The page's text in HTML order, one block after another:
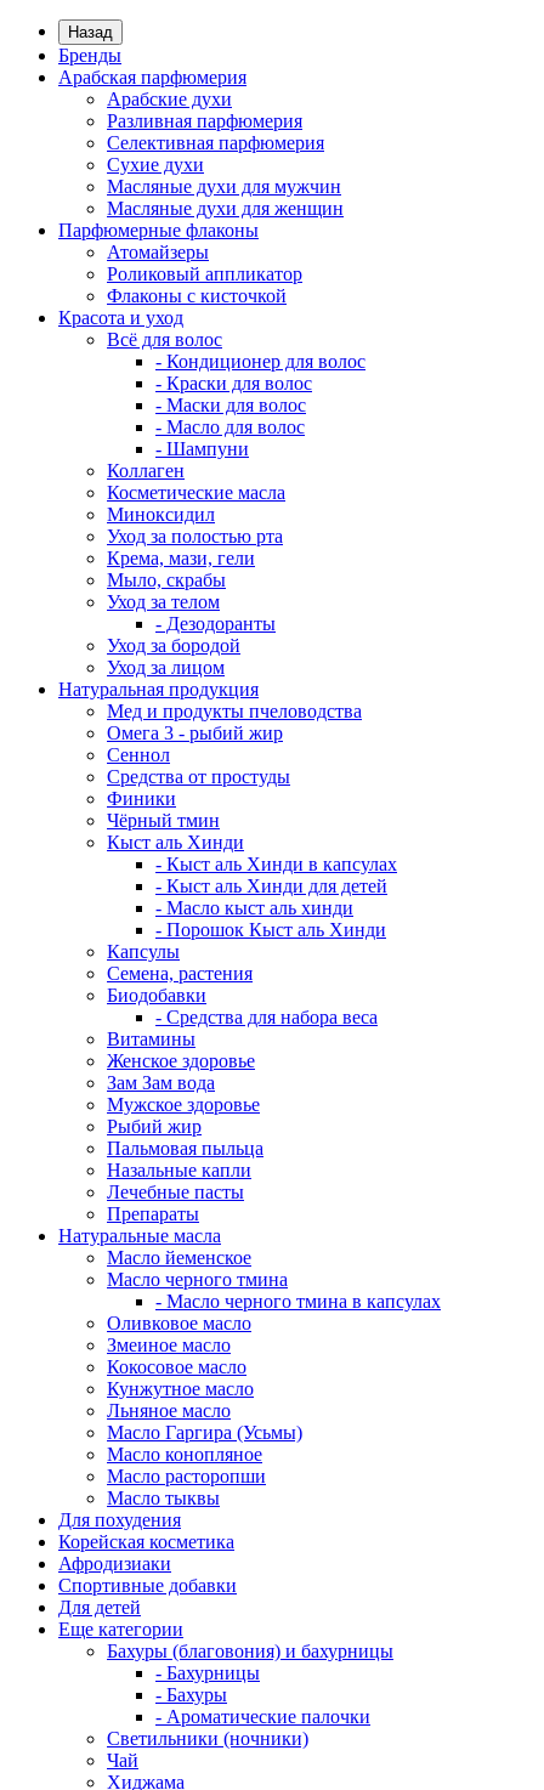
Назад
Бренды
Арабская парфюмерия
Арабские духи
Разливная парфюмерия
Селективная парфюмерия
Сухие духи
Масляные духи для мужчин
Масляные духи для женщин
Парфюмерные флаконы
Атомайзеры
Роликовый аппликатор
Флаконы с кисточкой
Красота и уход
Всё для волос
- Кондиционер для волос
- Краски для волос
- Маски для волос
- Масло для волос
- Шампуни
Коллаген
Косметические масла
Миноксидил
Уход за полостью рта
Крема, мази, гели
Мыло, скрабы
Уход за телом
- Дезодоранты
Уход за бородой
Уход за лицом
Натуральная продукция
Мед и продукты пчеловодства
Омега 3 - рыбий жир
Сеннол
Средства от простуды
Финики
Чёрный тмин
Кыст аль Хинди
- Кыст аль Хинди в капсулах
- Кыст аль Хинди для детей
- Масло кыст аль хинди
- Порошок Кыст аль Хинди
Капсулы
Семена, растения
Биодобавки
- Средства для набора веса
Витамины
Женское здоровье
Зам Зам вода
Мужское здоровье
Рыбий жир
Пальмовая пыльца
Назальные капли
Лечебные пасты
Препараты
Натуральные масла
Масло йеменское
Масло черного тмина
- Масло черного тмина в капсулах
Оливковое масло
Змеиное масло
Кокосовое масло
Кунжутное масло
Льняное масло
Масло Гаргира (Усьмы)
Масло конопляное
Масло расторопши
Масло тыквы
Для похудения
Корейская косметика
Афродизиаки
Спортивные добавки
Для детей
Еще категории
Бахуры (благовония) и бахурницы
- Бахурницы
- Бахуры
- Ароматические палочки
Светильники (ночники)
Чай
Хиджама